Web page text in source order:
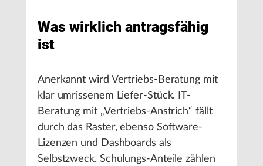
Was wirklich antragsfähig
ist
Anerkannt wird Vertriebs-Beratung mit
klar umrissenem Liefer-Stück. IT-
Beratung mit „Vertriebs-Anstrich“ fällt
durch das Raster, ebenso Software-
Lizenzen und Dashboards als
Selbstzweck. Schulungs-Anteile zählen